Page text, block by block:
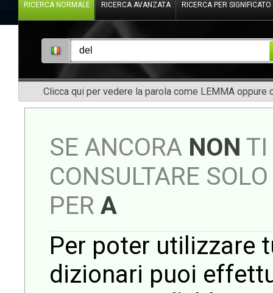
RICERCA NORMALE RICERCA AVANZATA RICERCA PER SIGNIFICATO
Clicca qui per vedere la parola come LEMMA oppure
SE ANCORA NON TI
CONSULTARE
PER A
Per poter utilizzare
dizionari puoi